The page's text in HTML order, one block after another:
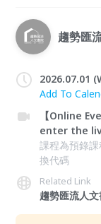
趨勢匯
2026.07.01
Add To
【Online
enter the
課程為預錄
換代碼
Related Link
趨勢匯流人